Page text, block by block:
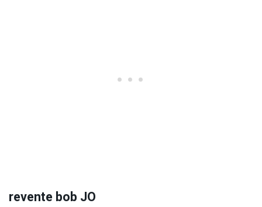
revente bob JO